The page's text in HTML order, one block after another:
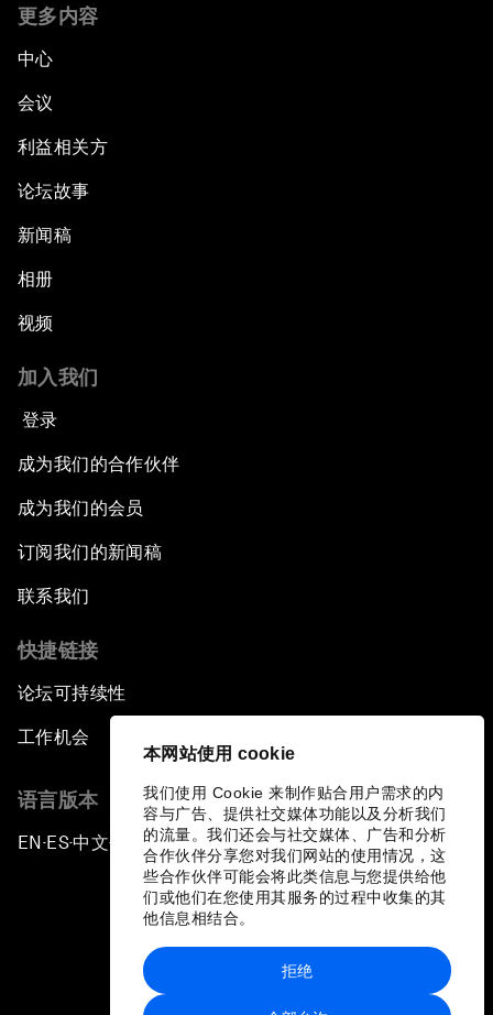
本网站使用 cookie
我们使用 Cookie 来制作贴合用户需求的内
容与广告、提供社交媒体功能以及分析我们
的流量。我们还会与社交媒体、广告和分析
合作伙伴分享您对我们网站的使用情况，这
些合作伙伴可能会将此类信息与您提供给他
们或他们在您使用其服务的过程中收集的其
他信息相结合。
拒绝
更多内容
中心
会议
利益相关方
论坛故事
新闻稿
相册
视频
加入我们
登录
成为我们的合作伙伴
成为我们的会员
订阅我们的新闻稿
联系我们
快捷链接
论坛可持续性
工作机会
语言版本
EN ▪ES▪中文▪ 日本語